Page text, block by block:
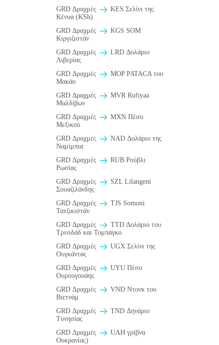
GRD Δραχμές
KES Σελίνι της
Κένυα (KSh)
GRD Δραχμές
KGS SOM
Κιργιζιστάν
GRD Δραχμές
LRD Δολάριο
Λιβερίας
GRD Δραχμές
MOP PATACA του
Μακάο
GRD Δραχμές
MVR Rufiyaa
Μαλδίβων
GRD Δραχμές
MXN Πέσο
Μεξικού
GRD Δραχμές
NAD Δολάριο της
Ναμίμπια
GRD Δραχμές
RUB Ρούβλι
Ρωσίας
GRD Δραχμές
SZL Lilangeni
Σουαζιλάνδης
GRD Δραχμές
TJS Somoni
Τατζικιστάν
GRD Δραχμές
TTD Δολάριο του
Τρινιδάδ και Τομπάγκο
GRD Δραχμές
UGX Σελίνι της
Ουγκάντας
GRD Δραχμές
UYU Πέσο
Ουρουγουάης
GRD Δραχμές
VND Ντονκ του
Βιετνάμ
GRD Δραχμές
TND Δηνάριο
Τυνησίας
GRD Δραχμές
UAH γρίβνα
Ουκρανίας)